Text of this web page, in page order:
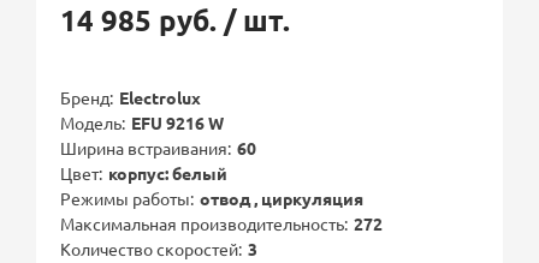
14 985 руб. / шт.
Бренд Electrolux
Модель EFU 9216 W
Ширина встраивания 60
Цвет корпус: белый
Режимы работы отвод , циркуляция
Максимальная производительность 272
Количество скоростей 3